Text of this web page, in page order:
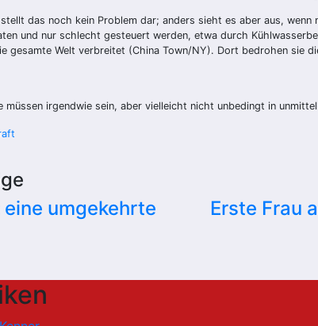
das noch kein Problem dar; anders sieht es aber aus,
und nur schlecht gesteuert werden, etwa durch
gesamte Welt verbreitet (China Town/NY). Dort bedrohen sie
müssen irgendwie sein, aber vielleicht nicht unbedingt in
umgekehrte
Erste Frau